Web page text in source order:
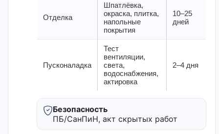
Отделка
Шпатлёвка,
окраска, плитка,
напольные
покрытия
10–25
дней
Пусконаладка
Тест
вентиляции,
света,
водоснабжения,
актировка
2–4 дня
Безопасность
ПБ/СанПиН, акт скрытых работ